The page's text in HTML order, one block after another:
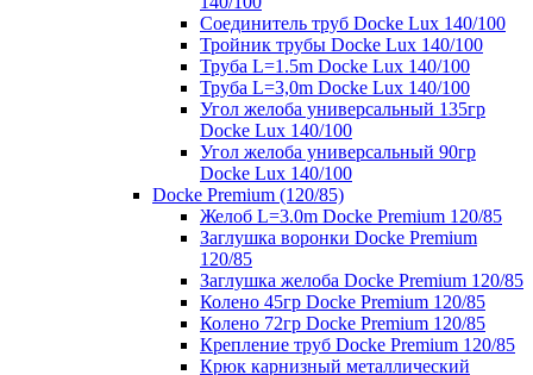
Соединитель труб Docke Lux 140/100
Тройник трубы Docke Lux 140/100
Труба L=1.5m Docke Lux 140/100
Труба L=3,0m Docke Lux 140/100
Угол желоба универсальный 135гр
Docke Lux 140/100
Угол желоба универсальный 90гр
Docke Lux 140/100
Docke Premium (120/85)
Желоб L=3.0m Docke Premium 120/85
Заглушка воронки Docke Premium
120/85
Заглушка желоба Docke Premium 120/85
Колено 45гр Docke Premium 120/85
Колено 72гр Docke Premium 120/85
Крепление труб Docke Premium 120/85
Крюк карнизный металлический